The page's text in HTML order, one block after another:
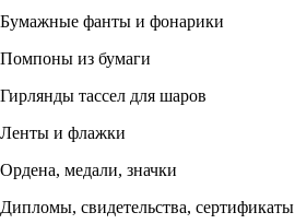
Бумажные фанты и фонарики
Помпоны из бумаги
Гирлянды тассел для шаров
Ленты и флажки
Ордена, медали, значки
Дипломы, свидетельства, сертификаты